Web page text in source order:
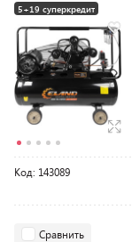
5+19 суперкредит
Разумная цена
Код: 143089
Сравнить